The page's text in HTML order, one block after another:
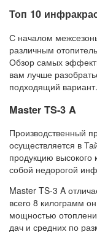
Топ 10
С началом
различным
Обзор самых
вам лучше
подходящий вариант.
Master TS-3 A
Производственный
осуществляется в
продукцию высокого
собой недорогой
Master TS-3 A
всего 8 килограмм
мощностью
дач и средних по